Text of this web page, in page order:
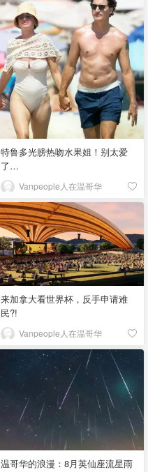
特鲁多光膀热吻水果姐！别太爱
了…
Vanpeople人在温哥华
来加拿大看世界杯，反手申请难
民?!
Vanpeople人在温哥华
温哥华的浪漫：8月英仙座流星雨